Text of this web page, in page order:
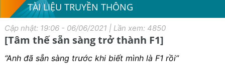
TÀI LIỆU TRUYỀN THÔNG
Cập nhật: 19:06 - 06/06/2021 | Lần xem: 4850
[Tâm thế sẵn sàng trở thành F1]
“Anh đã sẵn sàng trước khi biết mình là F1 rồi”